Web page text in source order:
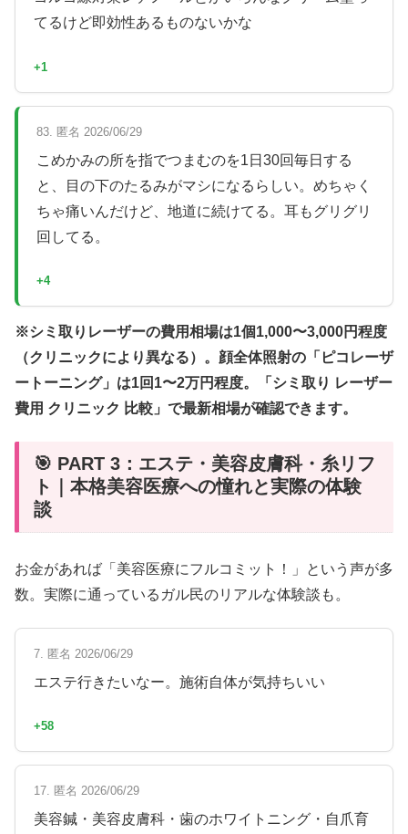
てるけど即効性あるものないかな
+1
83. 匿名 2026/06/29
こめかみの所を指でつまむのを1日30回毎日する
と、目の下のたるみがマシになるらしい。めちゃく
ちゃ痛いんだけど、地道に続けてる。耳もグリグリ
回してる。
+4
※シミ取りレーザーの費用相場は1個1,000〜3,000円程度
（クリニックにより異なる）。顔全体照射の「ピコレーザ
ートーニング」は1回1〜2万円程度。「シミ取り レーザー
費用 クリニック 比較」で最新相場が確認できます。
🎯 PART 3：エステ・美容皮膚科・糸リフ
ト｜本格美容医療への憧れと実際の体験
談
お金があれば「美容医療にフルコミット！」という声が多
数。実際に通っているガル民のリアルな体験談も。
7. 匿名 2026/06/29
エステ行きたいなー。施術自体が気持ちいい
+58
17. 匿名 2026/06/29
美容鍼・美容皮膚科・歯のホワイトニング・自爪育